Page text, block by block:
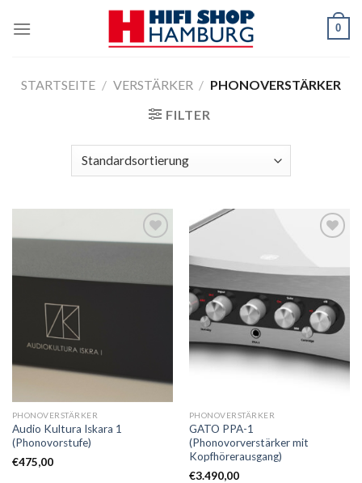
0
STARTSEITE / VERSTÄRKER / PHONOVERSTÄRKER
FILTER
PHONOVERSTÄRKER
Audio Kultura Iskara 1
(Phonovorstufe)
€475,00
PHONOVERSTÄRKER
GATO PPA-1
(Phonovorverstärker mit
Kopfhörerausgang)
€3.490,00